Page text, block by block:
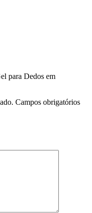
para Dedos em
Campos obrigatórios